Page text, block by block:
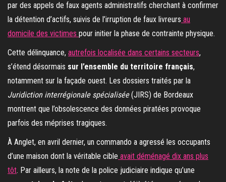
par des appels de faux agents administratifs cherchant à confirmer
la détention d’actifs, suivis de l’irruption de faux livreurs au
domicile des victimes pour initier la phase de contrainte physique.
Cette délinquance, autrefois localisée dans certains secteurs,
s’étend désormais sur l’ensemble du territoire français,
notamment sur la façade ouest. Les dossiers traités par la
Juridiction interrégionale spécialisée(JIRS) de Bordeaux
montrent que l’obsolescence des données piratées provoque
parfois des méprises tragiques.
À Anglet, en avril dernier, un commando a agressé les occupants
d’une maison dont la véritable cible avait déménagé dix ans plus
tôt. Par ailleurs, la note de la police judiciaire indique qu’une